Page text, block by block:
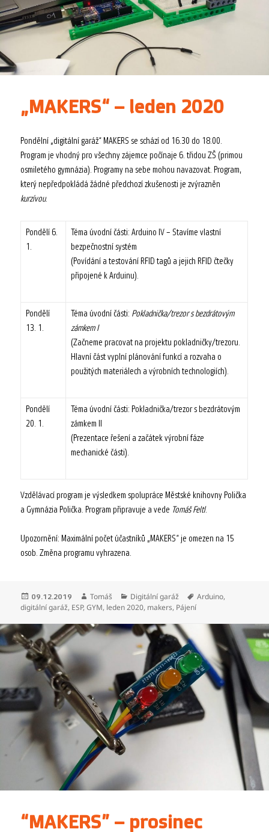
„MAKERS“ – leden 2020
Pondělní „digitální garáž“ MAKERS se schází od 16.30 do 18.00.
Program je vhodný pro všechny zájemce počínaje 6. třidou ZŠ (primou
osmiletého gymnázia). Programy na sebe mohou navazovat. Program,
který nepředpokládá žádné předchozí zkušenosti je zvýrazněn
kurzívou.
Pondělí 6.
1.
Téma úvodní části: Arduino IV – Stavíme vlastní
bezpečnostní systém
(Povídání a testování RFID tagů a jejich RFID čtečky
připojené k Arduinu).
Pondělí
13. 1.
Téma úvodní části: Pokladnička/trezor s bezdrátovým
zámkem I
(Začneme pracovat na projektu pokladničky/trezoru.
Hlavní část vyplní plánování funkcí a rozvaha o
použitých materiálech a výrobních technologiích).
Pondělí
20. 1.
Téma úvodní části: Pokladnička/trezor s bezdrátovým
zámkem II
(Prezentace řešení a začátek výrobní fáze
mechanické části).
Vzdělávací program je výsledkem spolupráce Městské knihovny Polička
a Gymnázia Polička. Program připravuje a vede Tomáš Feltl.
Upozornění: Maximální počet účastníků „MAKERS“ je omezen na 15
osob. Změna programu vyhrazena.
Publikováno:
09.12.2019 Autor:
Tomáš Rubriky:
Digitální garáž Štítky:
Arduino,
digitální garáž, ESP,GYM, leden 2020, makers, Pájení
“MAKERS” – prosinec